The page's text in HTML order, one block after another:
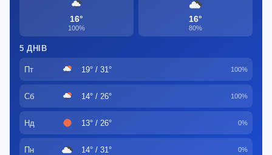
16°
100%
16°
80%
5 ДНІВ
Пт 19° / 31° 100%
Сб 14° / 26° 100%
Нд 13° / 26° 0%
Пн 14° / 31° 0%